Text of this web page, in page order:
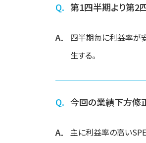
第1四半期より第2
四半期毎に利益率が
生する。
今回の業績下方修
主に利益率の高い